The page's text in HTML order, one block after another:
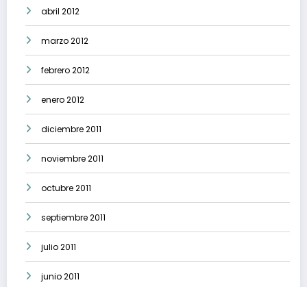
abril 2012
marzo 2012
febrero 2012
enero 2012
diciembre 2011
noviembre 2011
octubre 2011
septiembre 2011
julio 2011
junio 2011